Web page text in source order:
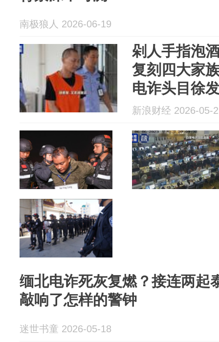
南极狼人 2026-06-19
剁人手指泡
复刻四大家
电诈头目徐
原判
新浪财经 2026-05-
缅北电诈死灰复燃？接连两起
敲响了怎样的警钟
迷世书童 2026-05-18